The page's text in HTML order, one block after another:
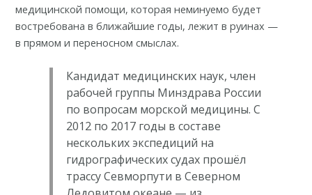
медицинской помощи, которая неминуемо будет
востребована в ближайшие годы, лежит в руинах —
в прямом и переносном смыслах.
Кандидат медицинских наук, член
рабочей группы Минздрава России
по вопросам морской медицины. С
2012 по 2017 годы в составе
нескольких экспедиций на
гидрографических судах прошёл
трассу Севморпути в Северном